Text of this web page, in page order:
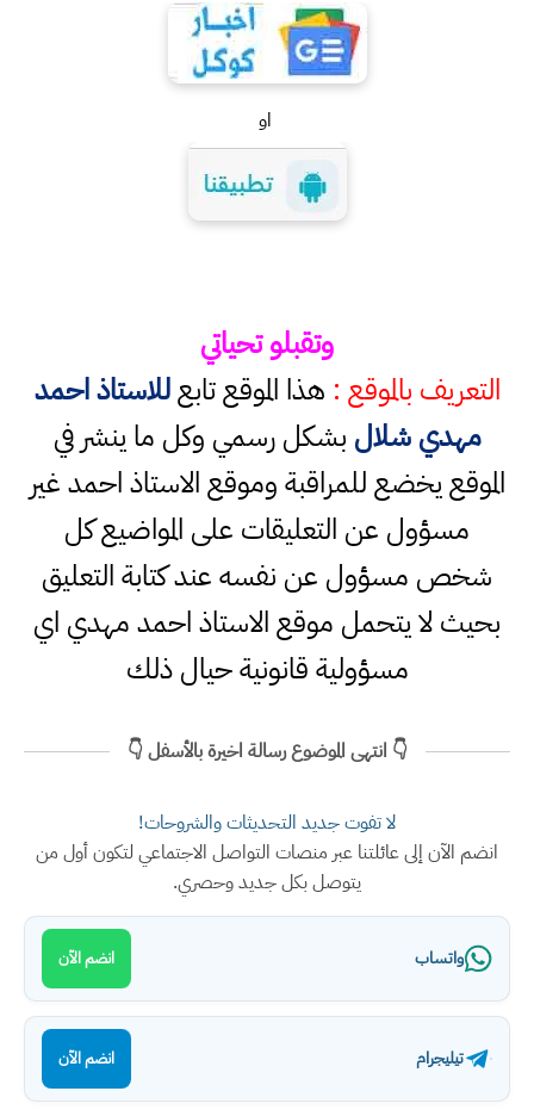
او
وتقبلو تحياتي
التعريف بالموقع : هذا الموقع تابعللاستاذ احمد
مهدي شلال بشكل رسمي وكل ما ينشر في
الموقع يخضع للمراقبة وموقع الاستاذ احمد غير
مسؤول عن التعليقات على المواضيع كل
شخص مسؤول عن نفسه عند كتابة التعليق
بحيث لا يتحمل موقع الاستاذ احمد مهدي اي
مسؤولية قانونية حيال ذلك
👇 انتهى الموضوع رسالة اخيرة بالأسفل 👇
لا تفوت جديد التحديثات والشروحات!
انضم الآن إلى عائلتنا عبر منصات التواصل الاجتماعي لتكون أول من
يتوصل بكل جديد وحصري.
واتساب انضم الآن
تيليجرام انضم الآن